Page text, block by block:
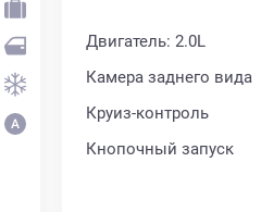
Двигатель: 2.0L
Камера заднего вида
Круиз-контроль
Кнопочный запуск